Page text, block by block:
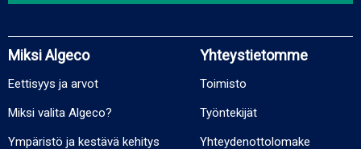
Miksi Algeco
Eettisyys ja arvot
Miksi valita Algeco?
Ympäristö ja kestävä kehitys
Yhteystietomme
Toimisto
Työntekijät
Yhteydenottolomake